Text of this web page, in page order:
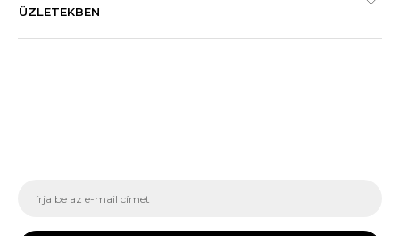
ÜZLETEKBEN